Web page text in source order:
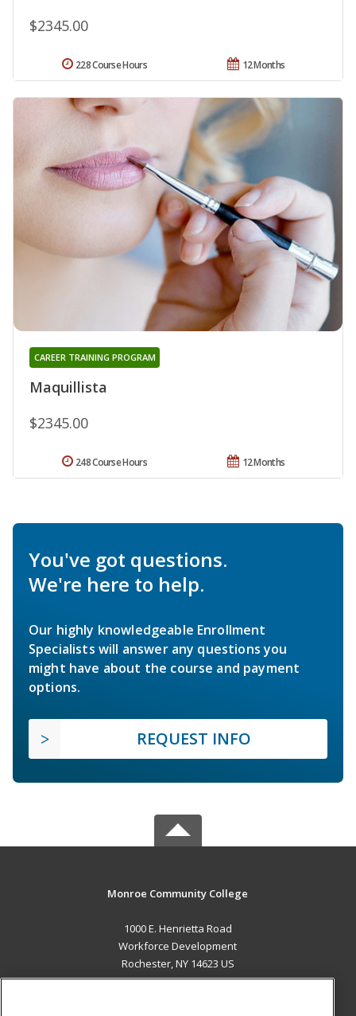
$2345.00
12 Months
228 Course Hours
Maquillista
CAREER TRAINING PROGRAM
$2345.00
12 Months
248 Course Hours
You've got questions.
We're here to help.
Our highly knowledgeable Enrollment
Specialists will answer any questions you
might have about the course and payment
options.
REQUEST INFO
Monroe Community College
1000 E. Henrietta Road
Workforce Development
Rochester, NY 14623 US